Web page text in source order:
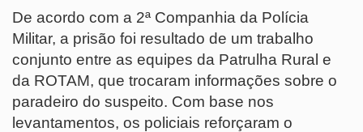
De acordo com a 2ª Companhia da Polícia
Militar, a prisão foi resultado de um trabalho
conjunto entre as equipes da Patrulha Rural e
da ROTAM, que trocaram informações sobre o
paradeiro do suspeito. Com base nos
levantamentos, os policiais reforçaram o